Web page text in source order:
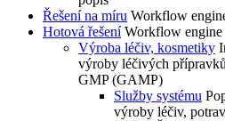
Řešení na míru Workflow
Hotová řešení Workflow engine
Výroba léčiv, kosmetiky
výroby léčivých
GMP (GAMP)
Služby systému
výroby léčiv,